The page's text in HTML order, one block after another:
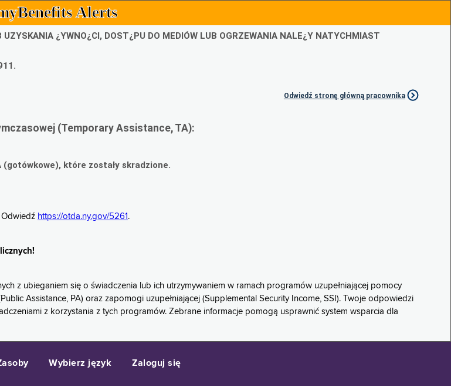
Alerts
¿YWNO¿CI, DOST¿PU DO MEDIÓW LUB OGRZEWANIA NALE¿Y NATYCHMIAST
Odwiedź stronę główną pracownika
(Temporary Assistance, TA):
które zostały skradzione.
Odwiedź https://otda.ny.gov/5261 .
z ubieganiem się o świadczenia lub ich utrzymywaniem w ramach programów uzupełniającej pomocy
Assistance, PA) oraz zapomogi uzupełniającej (Supplemental Security Income, SSI). Twoje odpowiedzi
z korzystania z tych programów. Zebrane informacje pomogą usprawnić system wsparcia dla
Wybierz język Zaloguj się